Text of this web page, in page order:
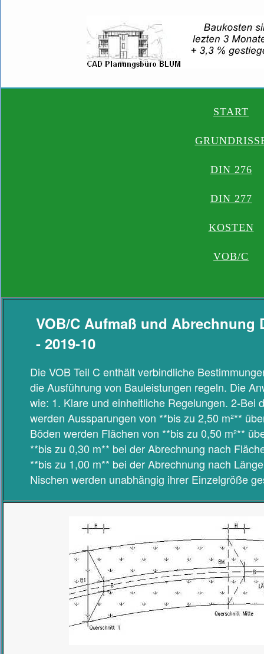
START
DIN 276
DIN 277
KOSTEN
VOB/C
VOB/C Aufmaß und Abrechnung
- 2019-10
Die VOB Teil C enthält verbindliche
die Ausführung von Bauleistungen regeln. Die
wie: 1. Klare und einheitliche Regelungen. 2-Bei
werden Aussparungen von **bis zu 2,50 m²**
Böden werden Flächen von **bis zu 0,50 m²**
**bis zu 0,30 m** bei der Abrechnung nach
**bis zu 1,00 m** bei der Abrechnung nach
Nischen werden unabhängig ihrer Einzelgröße